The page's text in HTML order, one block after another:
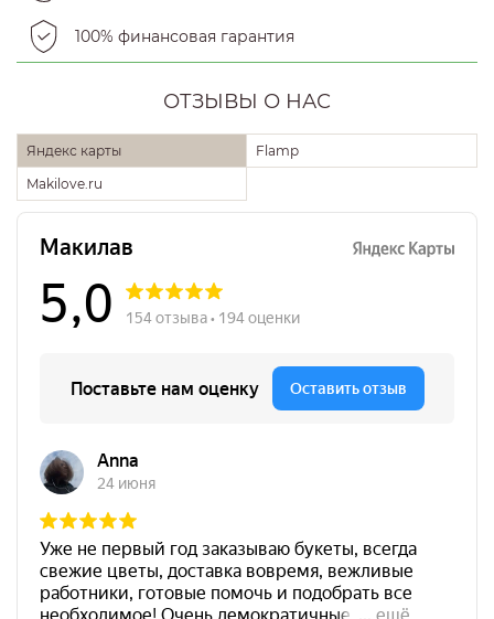
100% финансовая гарантия
ОТЗЫВЫ О НАС
Яндекс карты
Flamp
Makilove.ru